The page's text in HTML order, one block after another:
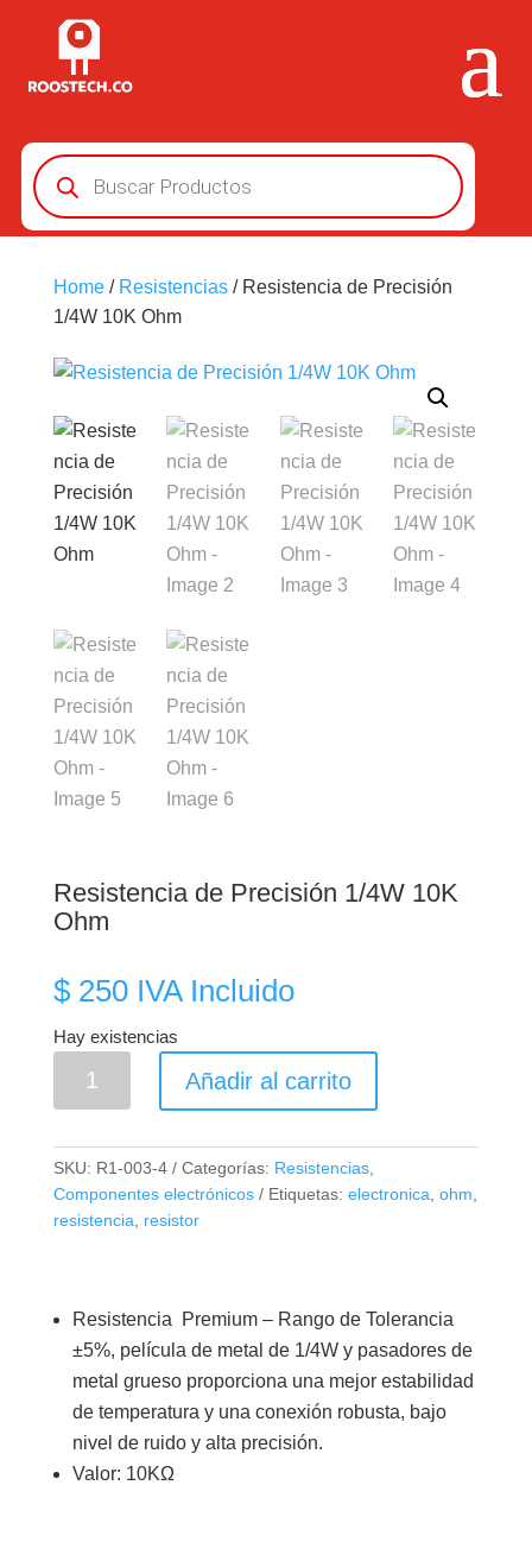
Búsqueda
de
productos
Home/ Resistencias/ Resistencia de Precisión
1/4W 10K Ohm
Resistencia de Precisión 1/4W 10K
Ohm
$250 IVA Incluido
Hay existencias
1/4W
10K
Ohm
Añadir al carrito
SKU: R1-003-4 Categorías: Resistencias,
Componentes electrónicos
Etiquetas: electronica ohm
resistencia
resistor
Resistencia Premium – Rango de Tolerancia
±5%, película de metal de 1/4W y pasadores de
metal grueso proporciona una mejor estabilidad
de temperatura y una conexión robusta, bajo
nivel de ruido y alta precisión.
Valor: 10KΩ